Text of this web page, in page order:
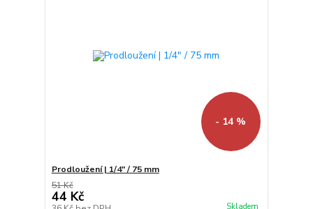
- 14 %
Prodloužení | 1/4" / 75 mm
51 Kč
44 Kč
Skladem